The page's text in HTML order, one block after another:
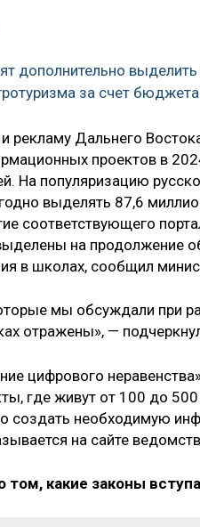
дополнительно
за счет
рекламу Дальнего
проектов в
На популяризацию
выделять 87,6
соответствующего
на продолжение
в школах, сообщил
мы обсуждали при
отражены», —
цифрового
где живут от 100 до
создать необходимую
на сайте
том, какие законы